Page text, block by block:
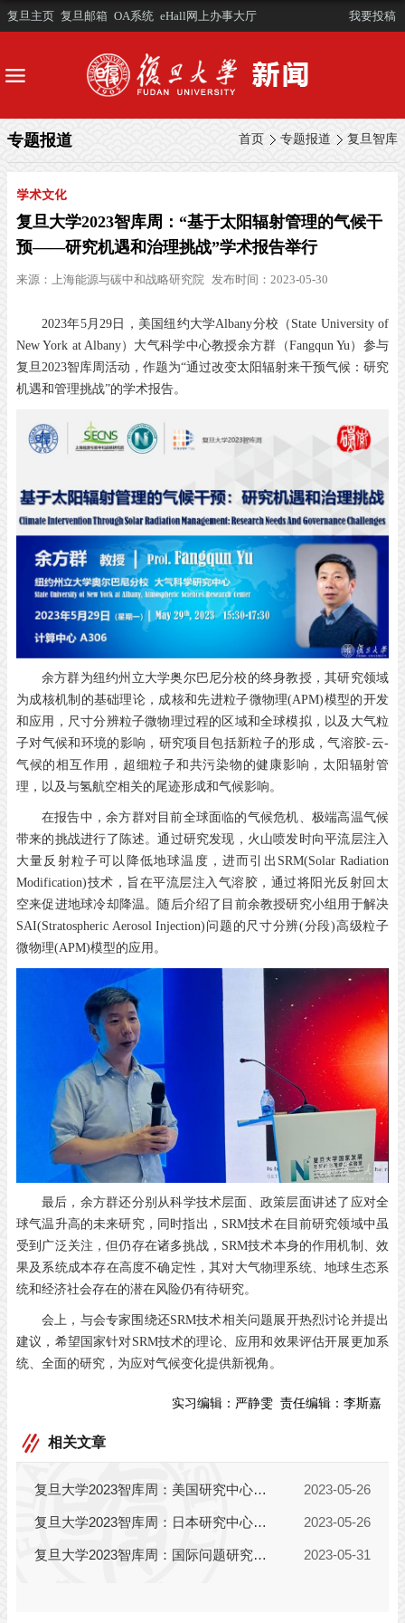
复旦主页 复旦邮箱 OA系统 eHall网上办事大厅 我要投稿
首页 专题报道 复旦智库
专题报道
学术文化
复旦大学2023智库周：“基于太阳辐射管理的气候干
预——研究机遇和治理挑战”学术报告举行
来源： 上海能源与碳中和战略研究院 发布时间：2023-05-30
2023年5月29日，美国纽约大学Albany分校（State University of
New York at Albany）大气科学中心教授余方群（Fangqun Yu）参与
复旦2023智库周活动，作题为“通过改变太阳辐射来干预气候：研究
机遇和管理挑战”的学术报告。
余方群为纽约州立大学奥尔巴尼分校的终身教授，其研究领域
为成核机制的基础理论，成核和先进粒子微物理(APM)模型的开发
和应用，尺寸分辨粒子微物理过程的区域和全球模拟，以及大气粒
子对气候和环境的影响，研究项目包括新粒子的形成，气溶胶-云-
气候的相互作用，超细粒子和共污染物的健康影响，太阳辐射管
理，以及与氢航空相关的尾迹形成和气候影响。
在报告中，余方群对目前全球面临的气候危机、极端高温气候
带来的挑战进行了陈述。通过研究发现，火山喷发时向平流层注入
大量反射粒子可以降低地球温度，进而引出SRM(Solar Radiation
Modification)技术，旨在平流层注入气溶胶，通过将阳光反射回太
空来促进地球冷却降温。随后介绍了目前余教授研究小组用于解决
SAI(Stratospheric Aerosol Injection)问题的尺寸分辨(分段)高级粒子
微物理(APM)模型的应用。
最后，余方群还分别从科学技术层面、政策层面讲述了应对全
球气温升高的未来研究，同时指出，SRM技术在目前研究领域中虽
受到广泛关注，但仍存在诸多挑战，SRM技术本身的作用机制、效
果及系统成本存在高度不确定性，其对大气物理系统、地球生态系
统和经济社会存在的潜在风险仍有待研究。
会上，与会专家围绕还SRM技术相关问题展开热烈讨论并提出
建议，希望国家针对SRM技术的理论、应用和效果评估开展更加系
统、全面的研究，为应对气候变化提供新视角。
实习编辑： 严静雯 责任编辑： 李斯嘉
相关文章